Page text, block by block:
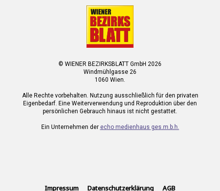
© WIENER BEZIRKSBLATT GmbH 2026
Windmühlgasse 26
1060 Wien.
Alle Rechte vorbehalten. Nutzung ausschließlich für den privaten
Eigenbedarf. Eine Weiterverwendung und Reproduktion über den
persönlichen Gebrauch hinaus ist nicht gestattet.
Ein Unternehmen der echo medienhaus ges.m.b.h.
Impressum Datenschutzerklärung AGB